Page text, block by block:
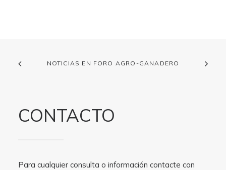
NOTICIAS EN FORO AGRO-GANADERO
CONTACTO
Para cualquier consulta o información contacte con